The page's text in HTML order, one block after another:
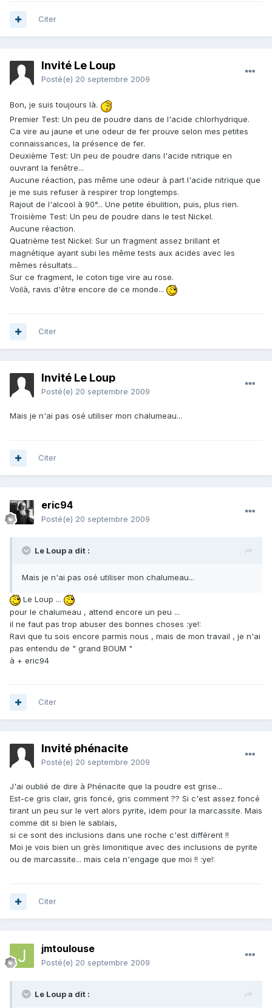
Citer
Invité Le Loup
Posté(e) 20 septembre 2009
Bon, je suis toujours là.
Premier Test: Un peu de poudre dans de l'acide chlorhydrique.
Ca vire au jaune et une odeur de fer prouve selon mes petites
connaissances, la présence de fer.
Deuxième Test: Un peu de poudre dans l'acide nitrique en
ouvrant la fenêtre...
Aucune réaction, pas même une odeur à part l'acide nitrique que
je me suis refuser à respirer trop longtemps.
Rajout de l'alcool à 90°... Une petite ébulition, puis, plus rien.
Troisième Test: Un peu de poudre dans le test Nickel.
Aucune réaction.
Quatrième test Nickel: Sur un fragment assez brillant et
magnétique ayant subi les même tests aux acides avec les
mêmes résultats...
Sur ce fragment, le coton tige vire au rose.
Voilà, ravis d'être encore de ce monde...
Citer
Invité Le Loup
Posté(e) 20 septembre 2009
Mais je n'ai pas osé utiliser mon chalumeau...
Citer
eric94
Posté(e) 20 septembre 2009
Le Loup a dit :
Mais je n'ai pas osé utiliser mon chalumeau...
Le Loup ...
pour le chalumeau , attend encore un peu ...
il ne faut pas trop abuser des bonnes choses :ye!:
Ravi que tu sois encore parmis nous , mais de mon travail , je n'ai
pas entendu de " grand BOUM "
à + eric94
Citer
Invité phénacite
Posté(e) 20 septembre 2009
J'ai oublié de dire à Phénacite que la poudre est grise...
Est-ce gris clair, gris foncé, gris comment ?? Si c'est assez foncé
tirant un peu sur le vert alors pyrite, idem pour la marcassite. Mais
comme dit si bien le sablais,
si ce sont des inclusions dans une roche c'est différent !!
Moi je vois bien un grès limonitique avec des inclusions de pyrite
ou de marcassite... mais cela n'engage que moi !! :ye!:
Citer
jmtoulouse
Posté(e) 20 septembre 2009
Le Loup a dit :